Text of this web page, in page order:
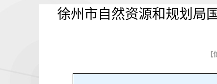
徐州市自然资源和规划局